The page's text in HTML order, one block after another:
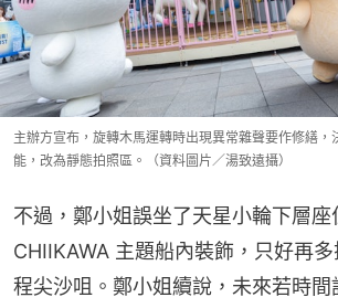
主辦方宣布，旋轉木馬運轉時出現異常雜聲要作修繕，
能，改為靜態拍照區。（資料圖片／湯致遠攝）
不過，鄭小姐誤坐了天星小輪下層座
CHIIKAWA 主題船內裝飾，只好再
程尖沙咀。鄭小姐續說，未來若時